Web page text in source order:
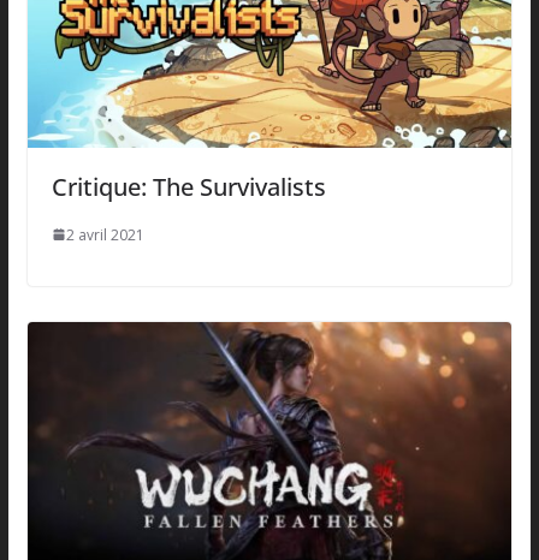
Critique: The Survivalists
2 avril 2021